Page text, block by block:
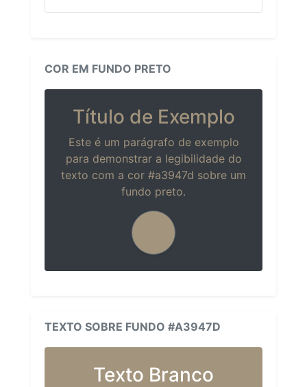
COR EM FUNDO PRETO
Título de Exemplo
Este é um parágrafo de exemplo
para demonstrar a legibilidade do
texto com a cor #a3947d sobre um
fundo preto.
TEXTO SOBRE FUNDO #A3947D
Texto Branco